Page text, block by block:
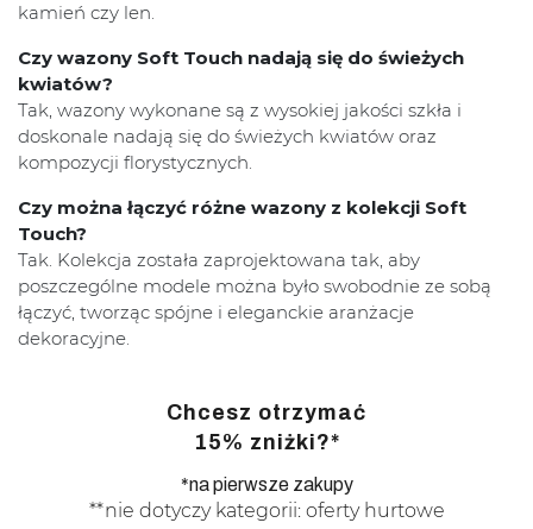
kamień czy len.
Czy wazony Soft Touch nadają się do świeżych
kwiatów?
Tak, wazony wykonane są z wysokiej jakości szkła i
doskonale nadają się do świeżych kwiatów oraz
kompozycji florystycznych.
Czy można łączyć różne wazony z kolekcji Soft
Touch?
Tak. Kolekcja została zaprojektowana tak, aby
poszczególne modele można było swobodnie ze sobą
łączyć, tworząc spójne i eleganckie aranżacje
dekoracyjne.
Chcesz otrzymać
15% zniżki?*
*na pierwsze zakupy
**nie dotyczy kategorii: oferty hurtowe